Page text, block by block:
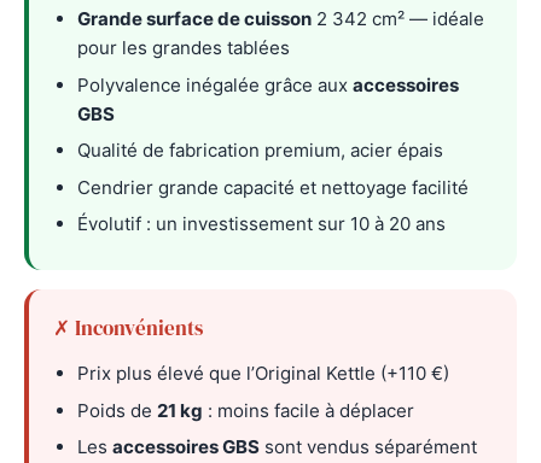
Grande surface de cuisson 2 342 cm² — idéale
pour les grandes tablées
Polyvalence inégalée grâce aux accessoires
GBS
Qualité de fabrication premium, acier épais
Cendrier grande capacité et nettoyage facilité
Évolutif : un investissement sur 10 à 20 ans
✗ Inconvénients
Prix plus élevé que l’Original Kettle (+110 €)
Poids de 21 kg : moins facile à déplacer
Les accessoires GBS sont vendus séparément